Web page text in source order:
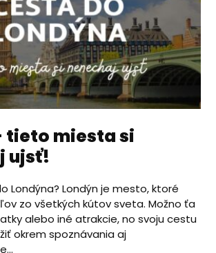
tieto miesta si
ujsť!
Londýna? Londýn je mesto, ktoré
zo všetkých kútov sveta. Možno ťa
alebo iné atrakcie, no svoju cestu
okrem spoznávania aj